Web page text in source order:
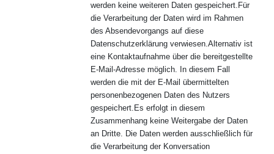
werden keine weiteren Daten gespeichert.Für
die Verarbeitung der Daten wird im Rahmen
des Absendevorgangs auf diese
Datenschutzerklärung verwiesen.Alternativ ist
eine Kontaktaufnahme über die bereitgestellte
E-Mail-Adresse möglich. In diesem Fall
werden die mit der E-Mail übermittelten
personenbezogenen Daten des Nutzers
gespeichert.Es erfolgt in diesem
Zusammenhang keine Weitergabe der Daten
an Dritte. Die Daten werden ausschließlich für
die Verarbeitung der Konversation